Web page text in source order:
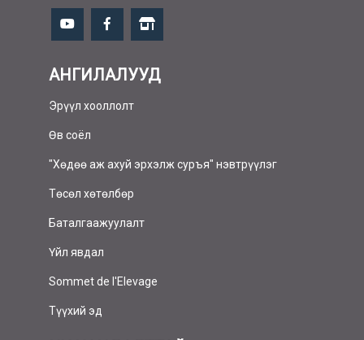
АНГИЛАЛУУД
Эрүүл хооллолт
Өв соёл
"Хөдөө аж ахуй эрхэлж суръя" нэвтрүүлэг
Төсөл хөтөлбөр
Баталгаажуулалт
Үйл явдал
Sommet de l'Elevage
Түүхий эд